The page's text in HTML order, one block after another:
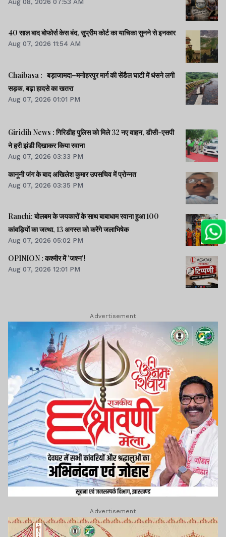
Aug 08, 2026 07:53 AM
40 साल बाद बोफोर्स केस बंद, सुप्रीम कोर्ट का याचिका सुनने से इनकार
Aug 07, 2026 11:54 AM
Chaibasa : बड़ाजामदा–मनोहरपुर मार्ग की सेंडैल घाटी में धंसने लगी
सड़क, बढ़ा हादसे का खतरा
Aug 07, 2026 01:01 PM
Giridih News : गिरिडीह पुलिस को मिले 32 नए वाहन, डीसी-एसपी
ने हरी झंडी दिखाकर किया रवाना
Aug 07, 2026 03:33 PM
कानूनी जंग के बाद अखिलेश कुमार उपसचिव में प्रोन्नत
Aug 07, 2026 03:35 PM
Ranchi: बोलबम के जयकारों के साथ बाबाधाम रवाना हुआ 100
कांवड़ियों का जत्था, 13 अगस्त को करेंगे जलाभिषेक
Aug 07, 2026 05:02 PM
OPINION : कश्मीर में 'जश्न'!
Aug 07, 2026 12:01 PM
Advertisement
Advertisement